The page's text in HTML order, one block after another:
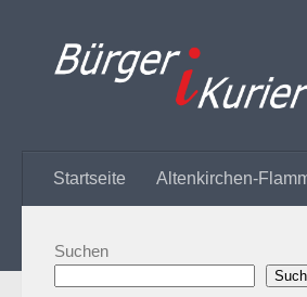
Startseite Altenkirchen-
Suchen